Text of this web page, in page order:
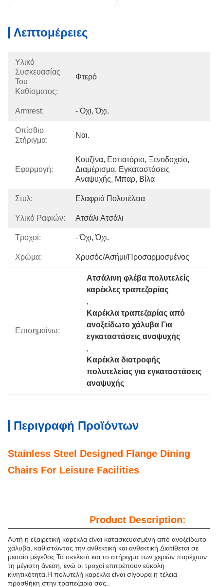
Λεπτομέρειες
Υλικό
Συσκευασίας
Του
Καθίσματος:
Φτερό
Armrest: - Όχι, Όχι.
Οπίσθιο
Στήριγμα:
Ναι.
Εφαρμογή:
Κουζίνα, Εστιατόριο, Ξενοδοχείο,
Διαμέρισμα, Εγκαταστάσεις
Αναψυχής, Μπαρ, Βίλα
Στυλ: Ελαφριά Πολυτέλεια
Υλικό Ραφιών: Ατσάλι Ατσάλι
Τροχοί: - Όχι, Όχι.
Χρώμα: Χρυσός/ασήμι/προσαρμοσμένος
Επισημαίνω:
Ατσάλινη φλέβα πολυτελείς
καρέκλες τραπεζαρίας
,
Καρέκλα τραπεζαρίας από
ανοξείδωτο χάλυβα Για
εγκαταστάσεις αναψυχής
,
Καρέκλα διατροφής
πολυτελείας για εγκαταστάσεις
αναψυχής
Περιγραφή Προϊόντων
Stainless Steel Designed Flange Dining
Chairs For Leisure Facilities
Product Description:
Αυτή η εξαιρετική καρέκλα είναι κατασκευασμένη από ανοξείδωτο
χάλυβα, καθιστώντας την ανθεκτική και ανθεκτική.Διατίθεται σε
μεσαίο μέγεθος.Το σκελετό και το στήριγμα των χεριών παρέχουν
τη μέγιστη άνεση, ενώ οι τροχοί επιτρέπουν εύκολη
κινητικότητα.Η πολυτελή καρέκλα είναι σίγουρα η τέλεια
προσθήκη στην τραπεζαρία σας..